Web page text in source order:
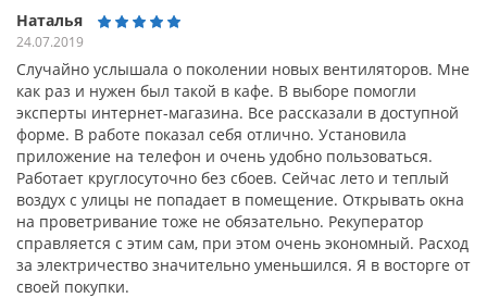
Наталья
24.07.2019
Случайно услышала о поколении новых вентиляторов. Мне
как раз и нужен был такой в кафе. В выборе помогли
эксперты интернет-магазина. Все рассказали в доступной
форме. В работе показал себя отлично. Установила
приложение на телефон и очень удобно пользоваться.
Работает круглосуточно без сбоев. Сейчас лето и теплый
воздух с улицы не попадает в помещение. Открывать окна
на проветривание тоже не обязательно. Рекуператор
справляется с этим сам, при этом очень экономный. Расход
за электричество значительно уменьшился. Я в восторге от
своей покупки.